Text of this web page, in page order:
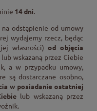
14 dni.
odstąpienie od umowy
wydajemy rzecz, będąc
własności)od objęcia
wskazaną przez Ciebie
a w przypadku umowy,
są dostarczane osobno,
w posiadanie ostatniej
lub wskazaną przez